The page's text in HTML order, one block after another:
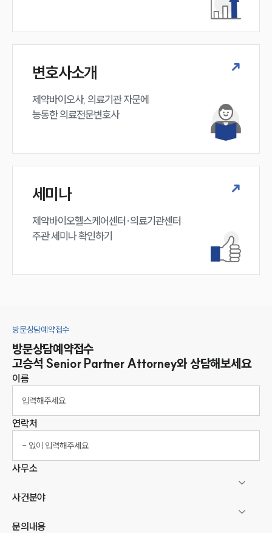
변호사소개
제약바이오사, 의료기관 자문에
능통한 의료전문변호사
세미나
제약바이오헬스케어센터·의료기관센터
주관 세미나 확인하기
방문상담예약접수
방문상담예약접수
고승석 Senior Partner Attorney와 상담해보세요
이름
연락처
사무소
사건분야
문의내용